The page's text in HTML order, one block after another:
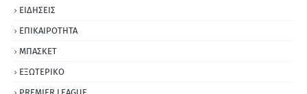
ΕΙΔΗΣΕΙΣ
ΕΠΙΚΑΙΡΟΤΗΤΑ
ΜΠΑΣΚΕΤ
ΕΞΩΤΕΡΙΚΟ